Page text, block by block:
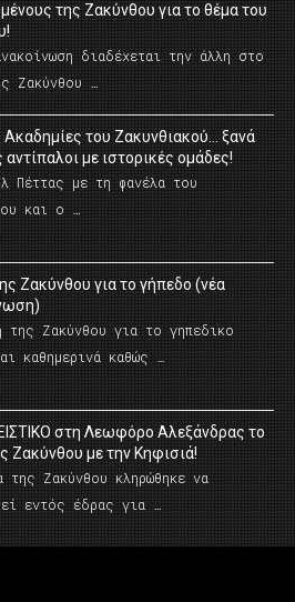
της Ζακύνθου για το θέμα του
διαδέχεται την άλλη στο
Ζακύνθου …
Ακαδημίες του Ζακυνθιακού… ξανά
με ιστορικές ομάδες!
Πέττας με τη φανέλα του
και ο …
Ζακύνθου για το γήπεδο (νέα
της Ζακύνθου για το γηπεδικο
καθημερινά καθώς …
στη Λεωφόρο Αλεξάνδρας το
Ζακύνθου με την Κηφισιά!
της Ζακύνθου κληρώθηκε να
εντός έδρας για …